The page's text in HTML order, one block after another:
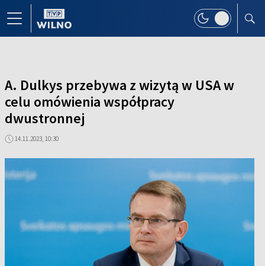
A. Dulkys przebywa z wizytą w USA w
celu omówienia współpracy
dwustronnej
14.11.2023, 10:30